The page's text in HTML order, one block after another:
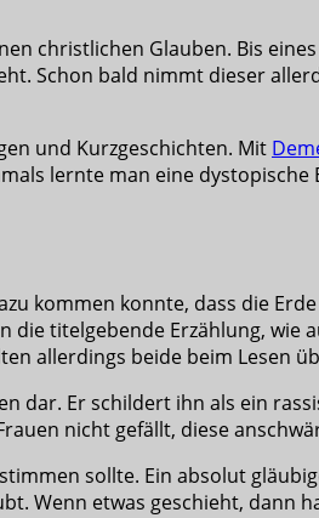
christlichen Glauben. Bis
Schon bald nimmt dieser
und Kurzgeschichten. Mit
lernte man eine
kommen konnte, dass die
die titelgebende Erzählung, wie
allerdings beide beim Lesen
Er schildert ihn als ein
nicht gefällt, diese
sollte. Ein absolut
Wenn etwas geschieht, dann